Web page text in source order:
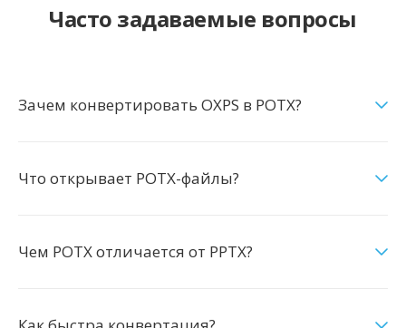
Часто задаваемые вопросы
Зачем конвертировать OXPS в POTX?
Что открывает POTX-файлы?
Чем POTX отличается от PPTX?